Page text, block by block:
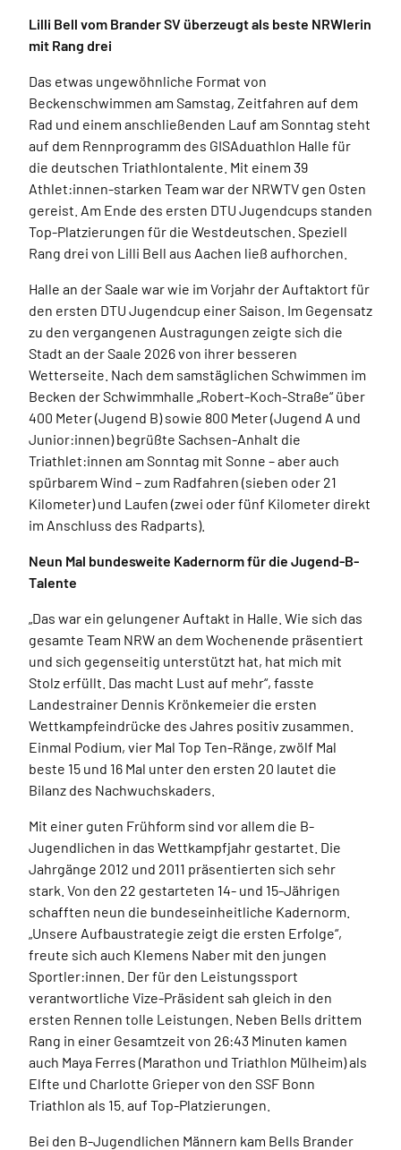
Lilli Bell vom Brander SV überzeugt als beste NRWlerin
mit Rang drei
Das etwas ungewöhnliche Format von
Beckenschwimmen am Samstag, Zeitfahren auf dem
Rad und einem anschließenden Lauf am Sonntag steht
auf dem Rennprogramm des GISAduathlon Halle für
die deutschen Triathlontalente. Mit einem 39
Athlet:innen-starken Team war der NRWTV gen Osten
gereist. Am Ende des ersten DTU Jugendcups standen
Top-Platzierungen für die Westdeutschen. Speziell
Rang drei von Lilli Bell aus Aachen ließ aufhorchen.
Halle an der Saale war wie im Vorjahr der Auftaktort für
den ersten DTU Jugendcup einer Saison. Im Gegensatz
zu den vergangenen Austragungen zeigte sich die
Stadt an der Saale 2026 von ihrer besseren
Wetterseite. Nach dem samstäglichen Schwimmen im
Becken der Schwimmhalle „Robert-Koch-Straße“ über
400 Meter (Jugend B) sowie 800 Meter (Jugend A und
Junior:innen) begrüßte Sachsen-Anhalt die
Triathlet:innen am Sonntag mit Sonne – aber auch
spürbarem Wind – zum Radfahren (sieben oder 21
Kilometer) und Laufen (zwei oder fünf Kilometer direkt
im Anschluss des Radparts).
Neun Mal bundesweite Kadernorm für die Jugend-B-
Talente
„Das war ein gelungener Auftakt in Halle. Wie sich das
gesamte Team NRW an dem Wochenende präsentiert
und sich gegenseitig unterstützt hat, hat mich mit
Stolz erfüllt. Das macht Lust auf mehr“, fasste
Landestrainer Dennis Krönkemeier die ersten
Wettkampfeindrücke des Jahres positiv zusammen.
Einmal Podium, vier Mal Top Ten-Ränge, zwölf Mal
beste 15 und 16 Mal unter den ersten 20 lautet die
Bilanz des Nachwuchskaders.
Mit einer guten Frühform sind vor allem die B-
Jugendlichen in das Wettkampfjahr gestartet. Die
Jahrgänge 2012 und 2011 präsentierten sich sehr
stark. Von den 22 gestarteten 14- und 15-Jährigen
schafften neun die bundeseinheitliche Kadernorm.
„Unsere Aufbaustrategie zeigt die ersten Erfolge“,
freute sich auch Klemens Naber mit den jungen
Sportler:innen. Der für den Leistungssport
verantwortliche Vize-Präsident sah gleich in den
ersten Rennen tolle Leistungen. Neben Bells drittem
Rang in einer Gesamtzeit von 26:43 Minuten kamen
auch Maya Ferres (Marathon und Triathlon Mülheim) als
Elfte und Charlotte Grieper von den SSF Bonn
Triathlon als 15. auf Top-Platzierungen.
Bei den B-Jugendlichen Männern kam Bells Brander